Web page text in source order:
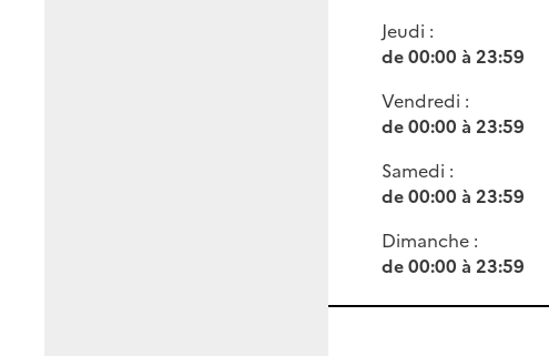
Jeudi :
de 00:00 à 23:59
Vendredi :
de 00:00 à 23:59
Samedi :
de 00:00 à 23:59
Dimanche :
de 00:00 à 23:59